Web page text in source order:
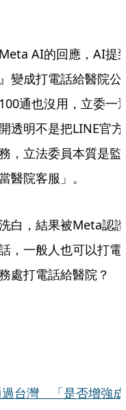
AI的回應，AI提
變成打電話給醫院公
通也沒用，立委一
透明不是把LINE官方
，立法委員本質是監
醫院客服」。
白，結果被Meta認證
，一般人也可以打電
處打電話給醫院？
台灣 「是否增強成